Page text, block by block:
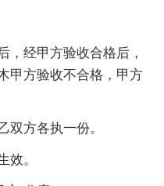
，经甲方验收合格后，
甲方验收不合格，甲方
双方各执一份。
效。